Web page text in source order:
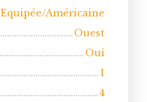
Equipée/Américaine
Ouest
Oui
1
4